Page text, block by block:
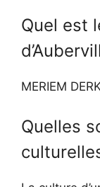
Quel est
MERIEM
Quelles